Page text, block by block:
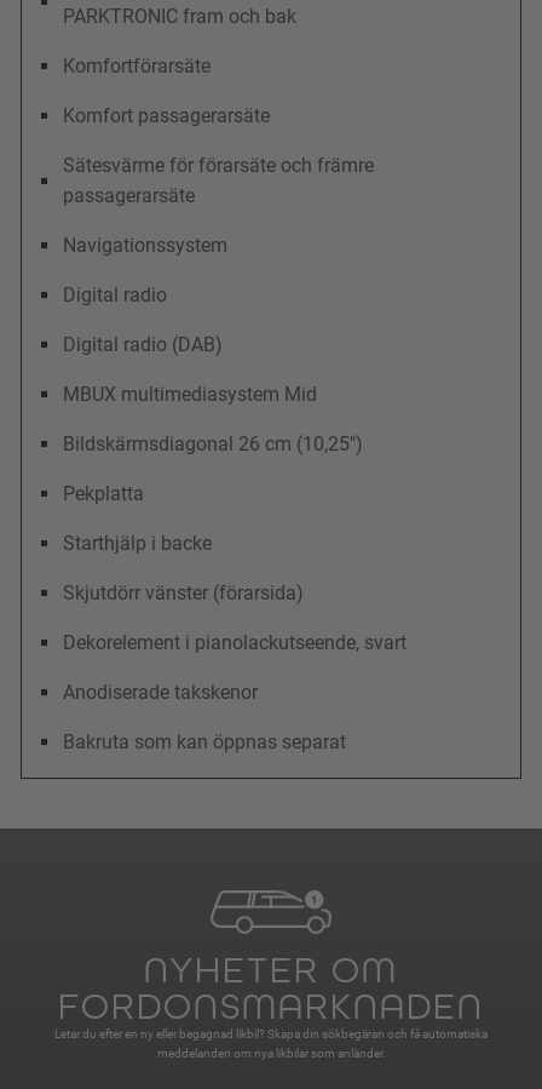
PARKTRONIC fram och bak
Komfortförarsäte
Komfort passagerarsäte
Sätesvärme för förarsäte och främre
passagerarsäte
Navigationssystem
Digital radio
Digital radio (DAB)
MBUX multimediasystem Mid
Bildskärmsdiagonal 26 cm (10,25")
Pekplatta
Starthjälp i backe
Skjutdörr vänster (förarsida)
Dekorelement i pianolackutseende, svart
Anodiserade takskenor
Bakruta som kan öppnas separat
NYHETER OM
FORDONSMARKNADEN
Letar du efter en ny eller begagnad likbil? Skapa din sökbegäran och få automatiska
meddelanden om nya likbilar som anländer.